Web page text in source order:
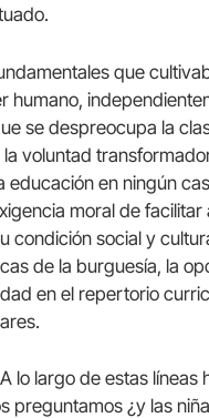
que
humano,
se despreocupa la
voluntad
educación en ningún
moral de
condición social y
de la burguesía, la
en el repertorio
lo largo de estas líneas
preguntamos ¿y las